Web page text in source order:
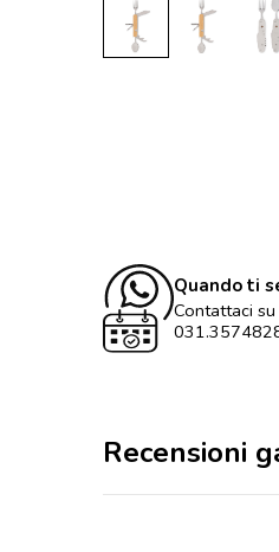
Quando ti
Contattaci
Recensioni